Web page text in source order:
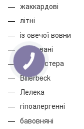
жаккардові
літні
із овечої вовни
стебовані
із поліестера
Billerbeck
Лелека
гіпоалергенні
бавовняні